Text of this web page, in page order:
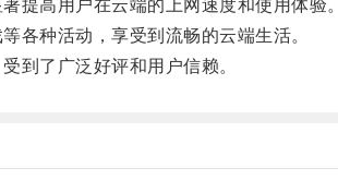
高用户在云端的上网速度和使用体验。
种活动，享受到流畅的云端生活。
了广泛好评和用户信赖。